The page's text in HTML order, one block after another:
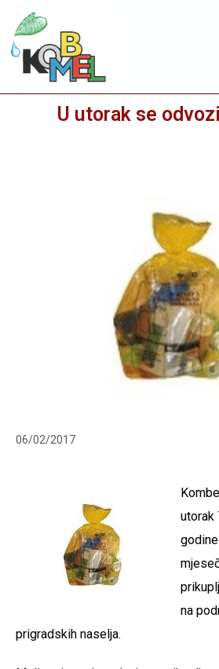
U utorak se
06/02/2017
utorak
na
prigradskih naselja.